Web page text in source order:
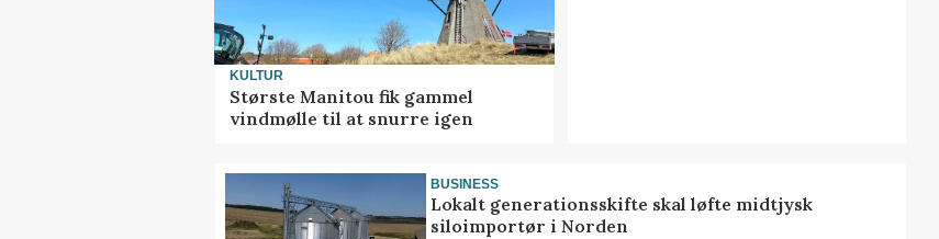
KULTUR
Største Manitou fik gammel
vindmølle til at snurre igen
BUSINESS
Lokalt generationsskifte skal løfte midtjysk
siloimportør i Norden